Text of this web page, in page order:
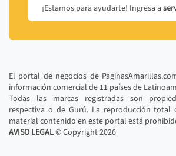
¡Estamos para ayudarte! Ingresa a
El portal de negocios de
información comercial de 11 países de
Todas las marcas registradas son
respectiva o de Gurú. La reproducción total
material contenido en este portal está
AVISO LEGAL© Copyright2026